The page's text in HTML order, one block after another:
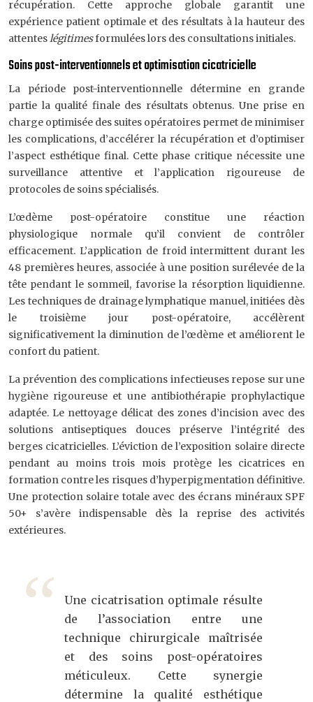
récupération. Cette approche globale garantit une
expérience patient optimale et des résultats à la hauteur des
attenteslégitimesformulées lors des consultations initiales.
Soins post-interventionnels et optimisation cicatricielle
La période post-interventionnelle détermine en grande
partie la qualité finale des résultats obtenus. Une prise en
charge optimisée des suites opératoires permet de minimiser
les complications, d’accélérer la récupération et d’optimiser
l’aspect esthétique final. Cette phase critique nécessite une
surveillance attentive et l’application rigoureuse de
protocoles de soins spécialisés.
L’œdème post-opératoire constitue une réaction
physiologique normale qu’il convient de contrôler
efficacement. L’application de froid intermittent durant les
48 premières heures, associée à une position surélevée de la
tête pendant le sommeil, favorise la résorption liquidienne.
Les techniques de drainage lymphatique manuel, initiées dès
le troisième jour post-opératoire, accélèrent
significativement la diminution de l’œdème et améliorent le
confort du patient.
La prévention des complications infectieuses repose sur une
hygiène rigoureuse et une antibiothérapie prophylactique
adaptée. Le nettoyage délicat des zones d’incision avec des
solutions antiseptiques douces préserve l’intégrité des
berges cicatricielles. L’éviction de l’exposition solaire directe
pendant au moins trois mois protège les cicatrices en
formation contre les risques d’hyperpigmentation définitive.
Une protection solaire totale avec des écrans minéraux SPF
50+ s’avère indispensable dès la reprise des activités
extérieures.
Une cicatrisation optimale résulte
de l’association entre une
technique chirurgicale maîtrisée
et des soins post-opératoires
méticuleux. Cette synergie
détermine la qualité esthétique